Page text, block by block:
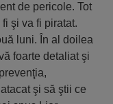
de pericole. Tot
şi va fi piratat.
luni. În al doilea
foarte detaliat şi
şi să ştii ce